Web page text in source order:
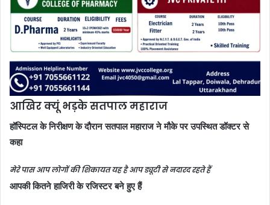
आखिर क्यूं भड़के सतपाल महाराज
हॉस्पिटल के निरीक्षण के दौरान सतपाल महाराज ने मौके पर उपस्थित डॉक्टर से
कहा
मेरे पास आप लोगों की शिकायत यह है आप ड्यूटी से नदारद रहते हैं
आपकी कितने हाजिरी के रजिस्टर बने हुए हैं